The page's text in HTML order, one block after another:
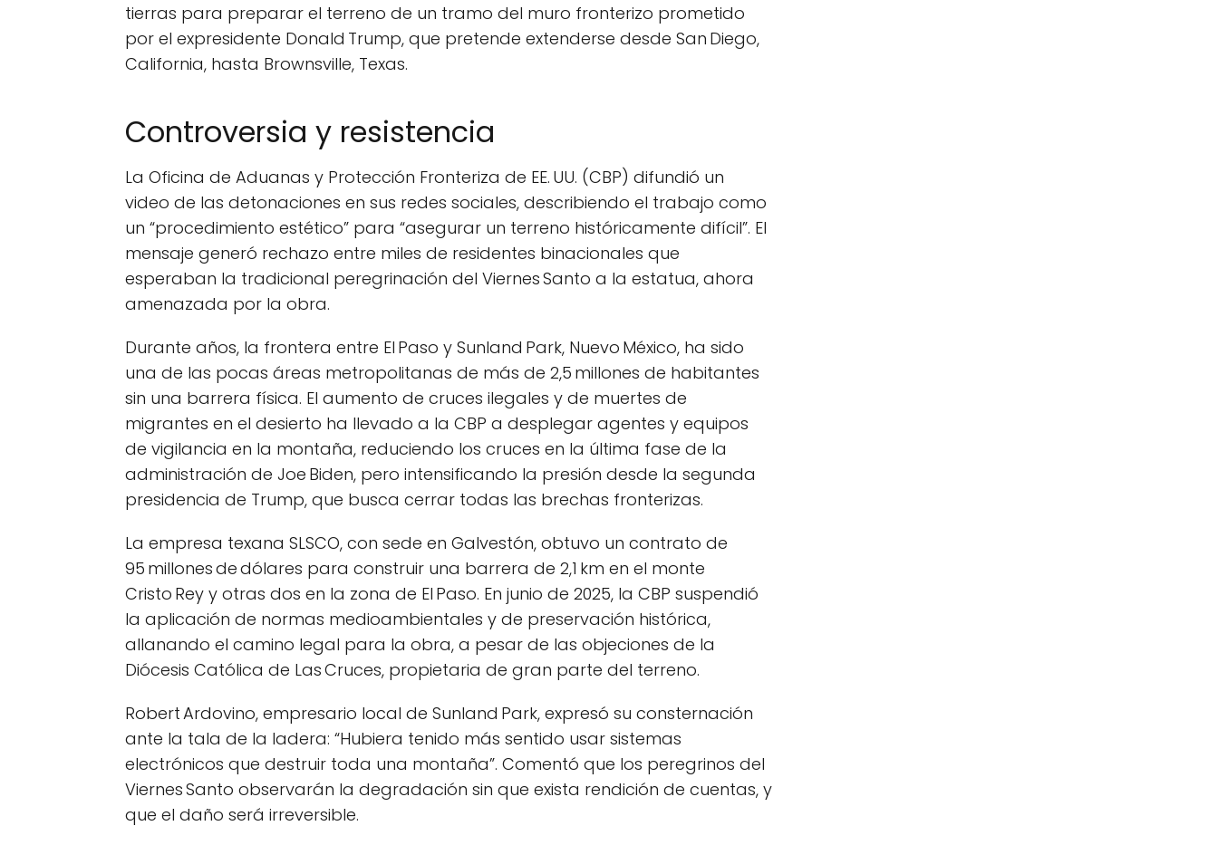
tierras para preparar el terreno de un tramo del muro fronterizo prometido
por el expresidente Donald Trump, que pretende extenderse desde San Diego,
California, hasta Brownsville, Texas.
Controversia y resistencia
La Oficina de Aduanas y Protección Fronteriza de EE. UU. (CBP) difundió un
video de las detonaciones en sus redes sociales, describiendo el trabajo como
un “procedimiento estético” para “asegurar un terreno históricamente difícil”. El
mensaje generó rechazo entre miles de residentes binacionales que
esperaban la tradicional peregrinación del Viernes Santo a la estatua, ahora
amenazada por la obra.
Durante años, la frontera entre El Paso y Sunland Park, Nuevo México, ha sido
una de las pocas áreas metropolitanas de más de 2,5 millones de habitantes
sin una barrera física. El aumento de cruces ilegales y de muertes de
migrantes en el desierto ha llevado a la CBP a desplegar agentes y equipos
de vigilancia en la montaña, reduciendo los cruces en la última fase de la
administración de Joe Biden, pero intensificando la presión desde la segunda
presidencia de Trump, que busca cerrar todas las brechas fronterizas.
La empresa texana SLSCO, con sede en Galvestón, obtuvo un contrato de
95 millones de dólares para construir una barrera de 2,1 km en el monte
Cristo Rey y otras dos en la zona de El Paso. En junio de 2025, la CBP suspendió
la aplicación de normas medioambientales y de preservación histórica,
allanando el camino legal para la obra, a pesar de las objeciones de la
Diócesis Católica de Las Cruces, propietaria de gran parte del terreno.
Robert Ardovino, empresario local de Sunland Park, expresó su consternación
ante la tala de la ladera: “Hubiera tenido más sentido usar sistemas
electrónicos que destruir toda una montaña”. Comentó que los peregrinos del
Viernes Santo observarán la degradación sin que exista rendición de cuentas, y
que el daño será irreversible.